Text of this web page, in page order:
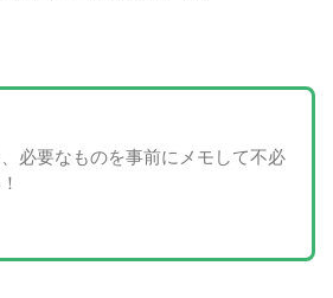
必要なものを事前にメモして不必